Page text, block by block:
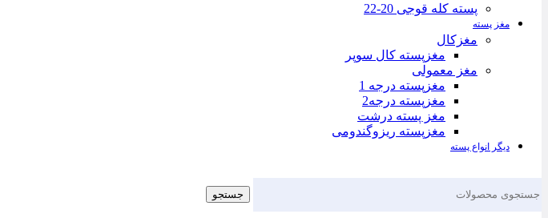
پسته کله قوجی 20-22
مغز پسته
مغزکال
مغزپسته کال سوپر
مغز معمولی
مغزپسته درجه 1
مغزپسته درجه2
مغز پسته درشت
مغزپسته ریزوگندومی
دیگر انواع پسته
جستجو